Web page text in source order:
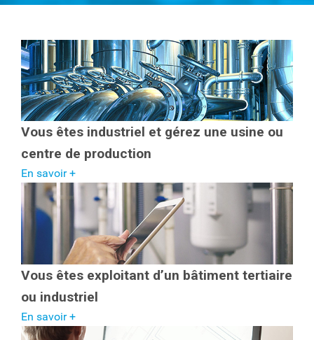
Vous êtes industriel et gérez une usine ou
centre de production
En savoir +
Vous êtes exploitant d’un bâtiment tertiaire
ou industriel
En savoir +